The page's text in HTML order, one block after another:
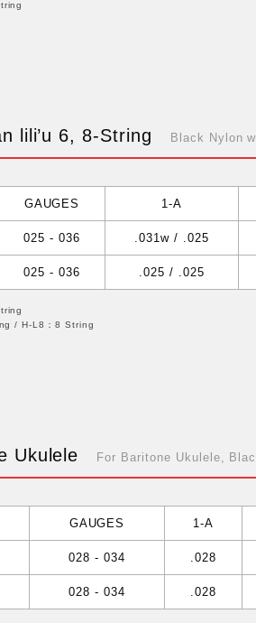
lili’u 6, 8-String Black Nylon
GAUGES 1-A
025 - 036 .031w / .025
025 - 036 .025 / .025
/ H-L8：8 String
Ukulele For Baritone Ukulele,
GAUGES 1-A
028 - 034 .028
028 - 034 .028